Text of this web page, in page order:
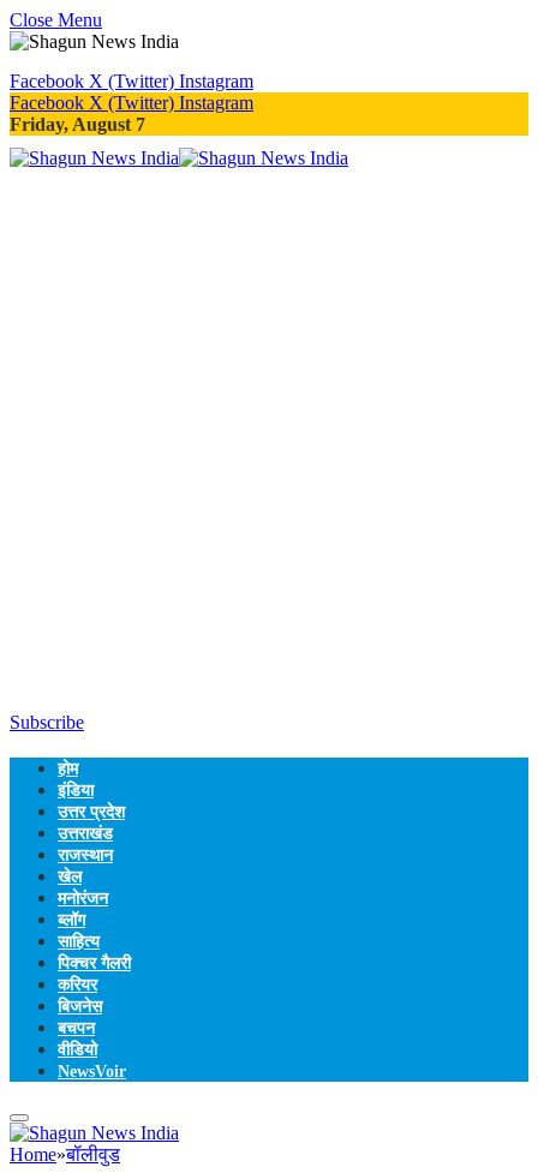
Close Menu
Facebook X (Twitter) Instagram
Facebook X (Twitter) Instagram
Friday, August 7
Subscribe
होम
इंडिया
उत्तर प्रदेश
उत्तराखंड
राजस्थान
खेल
मनोरंजन
ब्लॉग
साहित्य
पिक्चर गैलरी
करियर
बिजनेस
बचपन
वीडियो
NewsVoir
Home»बॉलीवुड